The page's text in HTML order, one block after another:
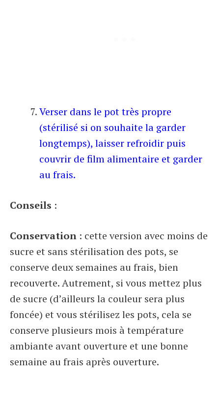
Verser dans le pot très propre
(stérilisé si on souhaite la garder
longtemps), laisser refroidir puis
couvrir de film alimentaire et garder
au frais.
Conseils :
Conservation : cette version avec moins de
sucre et sans stérilisation des pots, se
conserve deux semaines au frais, bien
recouverte. Autrement, si vous mettez plus
de sucre (d’ailleurs la couleur sera plus
foncée) et vous stérilisez les pots, cela se
conserve plusieurs mois à température
ambiante avant ouverture et une bonne
semaine au frais après ouverture.